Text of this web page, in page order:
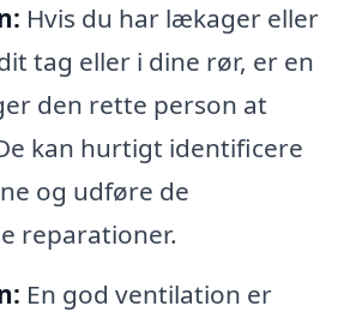
Hvis du har lækager eller
tag eller i dine rør, er en
den rette person at
kan hurtigt identificere
og udføre de
reparationer.
En god ventilation er